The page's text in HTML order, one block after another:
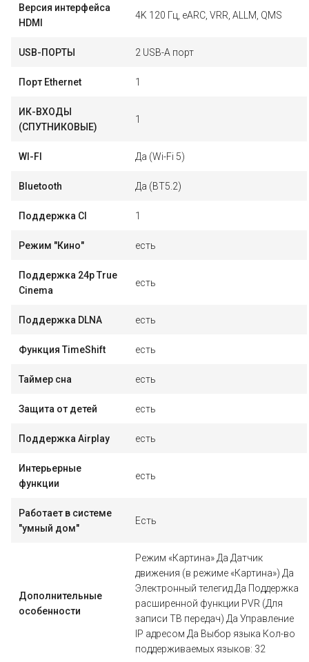
Версия интерфейса
HDMI
4K 120 Гц, eARC, VRR, ALLM, QMS
USB-ПОРТЫ 2 USB-A порт
Порт Ethernet 1
ИК-ВХОДЫ
(СПУТНИКОВЫЕ)
1
WI-FI Да (Wi-Fi 5)
Bluetooth Да (BT5.2)
Поддержка CI 1
Режим "Кино" есть
Поддержка 24p True
Cinema
есть
Поддержка DLNA есть
Функция TimeShift есть
Таймер сна есть
Защита от детей есть
Поддержка Airplay есть
Интерьерные
функции
есть
Работает в системе
"умный дом"
Есть
Дополнительные
особенности
Режим «Картина» Да Датчик
движения (в режиме «Картина») Да
Электронный телегид Да Поддержка
расширенной функции PVR (Для
записи ТВ передач) Да Управление
IP адресом Да Выбор языка Кол-во
поддерживаемых языков: 32